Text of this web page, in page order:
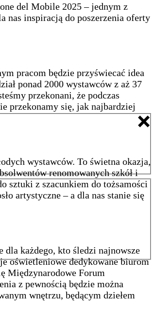
del Mobile 2025 – jednym z
nas inspiracją do poszerzenia oferty
pracom będzie przyświecać idea
ponad 2000 wystawców z aż 37
przekonani, że podczas
przekonamy się, jak najbardziej
wystawców. To świetna okazja,
renomowanych szkół i
sztuki z szacunkiem do tożsamości
artystyczne – a dla nas stanie się
każdego, kto śledzi najnowsze
oświetleniowe dedykowane biurom
Międzynarodowe Forum
z pewnością będzie można
wnętrzu, będącym dziełem